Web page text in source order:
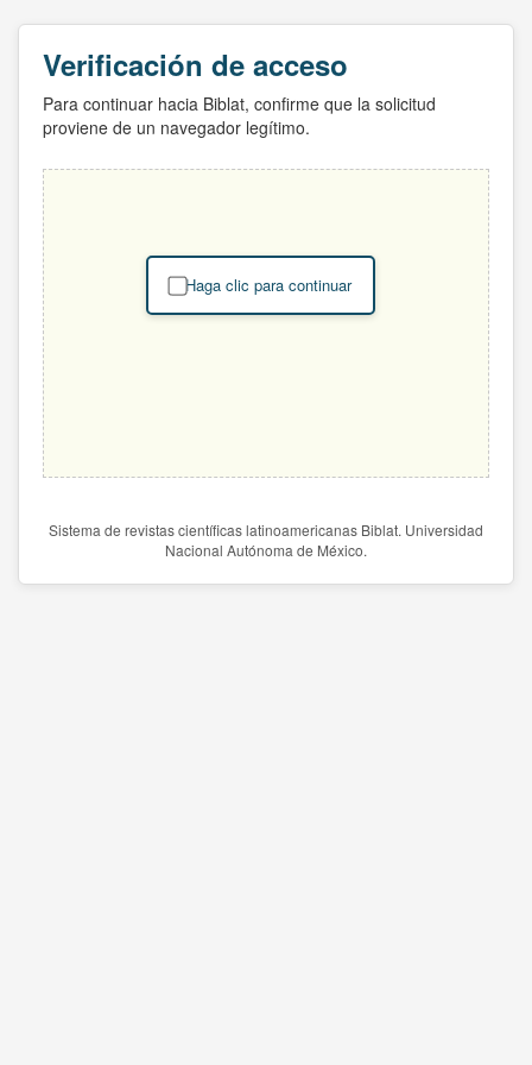
Verificación de acceso
Para continuar hacia Biblat, confirme que la solicitud
proviene de un navegador legítimo.
Haga clic para continuar
Sistema de revistas científicas latinoamericanas Biblat. Universidad
Nacional Autónoma de México.